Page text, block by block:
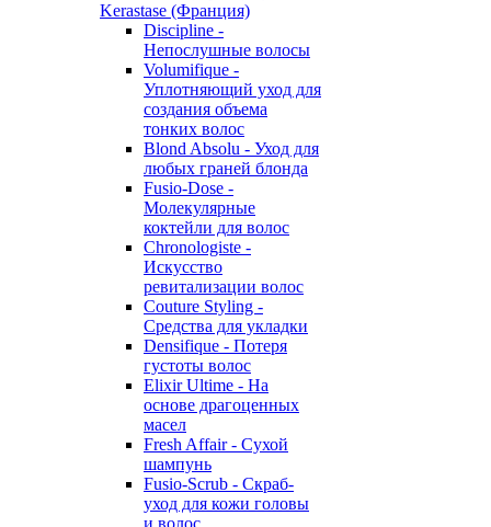
Kerastase (Франция)
Discipline -
Непослушные волосы
Volumifique -
Уплотняющий уход для
создания объема
тонких волос
Blond Absolu - Уход для
любых граней блонда
Fusio-Dose -
Молекулярные
коктейли для волос
Chronologiste -
Искусство
ревитализации волос
Couture Styling -
Средства для укладки
Densifique - Потеря
густоты волос
Elixir Ultime - На
основе драгоценных
масел
Fresh Affair - Сухой
шампунь
Fusio-Scrub - Скраб-
уход для кожи головы
и волос